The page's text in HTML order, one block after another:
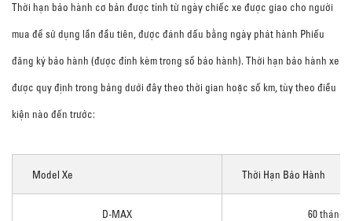
Thời hạn bảo hành cơ bản được tính từ ngày chiếc xe được giao cho người
mua để sử dụng lần đầu tiên, được đánh dấu bằng ngày phát hành Phiếu
đăng ký bảo hành (được đính kèm trong sổ bảo hành). Thời hạn bảo hành xe
được quy định trong bảng dưới đây theo thời gian hoặc số km, tùy theo điều
kiện nào đến trước:
Model Xe Thời Hạn Bảo Hành
D-MAX 60 tháng